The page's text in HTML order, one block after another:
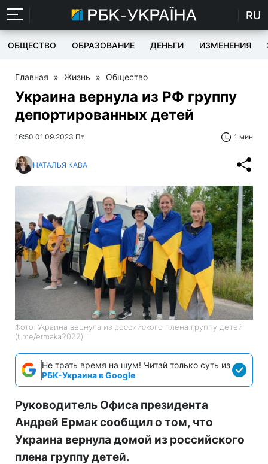
RU
ОБЩЕСТВО ОБРАЗОВАНИЕ ДЕНЬГИ ИЗМЕНЕНИЯ
Главная » Жизнь » Общество
Украина вернула из РФ группу
депортированных детей
16:50 01.09.2023 Пт 1 мин
НАТАЛЬЯ КАВА
Фото: Украина вернула из российского плена группу детей
(t.me/ermaka2022)
Не трать время на шум! Читай только суть из
РБК-Украина в Google
Руководитель Офиса президента
Андрей Ермак сообщил о том, что
Украина вернула домой из российского
плена группу детей.